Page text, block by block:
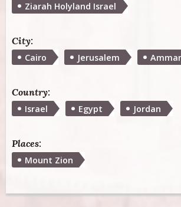
Ziarah Holyland Israel
City:
Cairo Jerusalem
Country:
Israel Egypt Jordan
Places:
Mount Zion